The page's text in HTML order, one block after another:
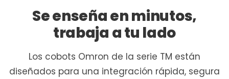
Se enseña en minutos,
trabaja a tu lado
Los cobots Omron de la serie TM están
diseñados para una integración rápida, segura